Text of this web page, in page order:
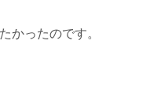
かったのです。